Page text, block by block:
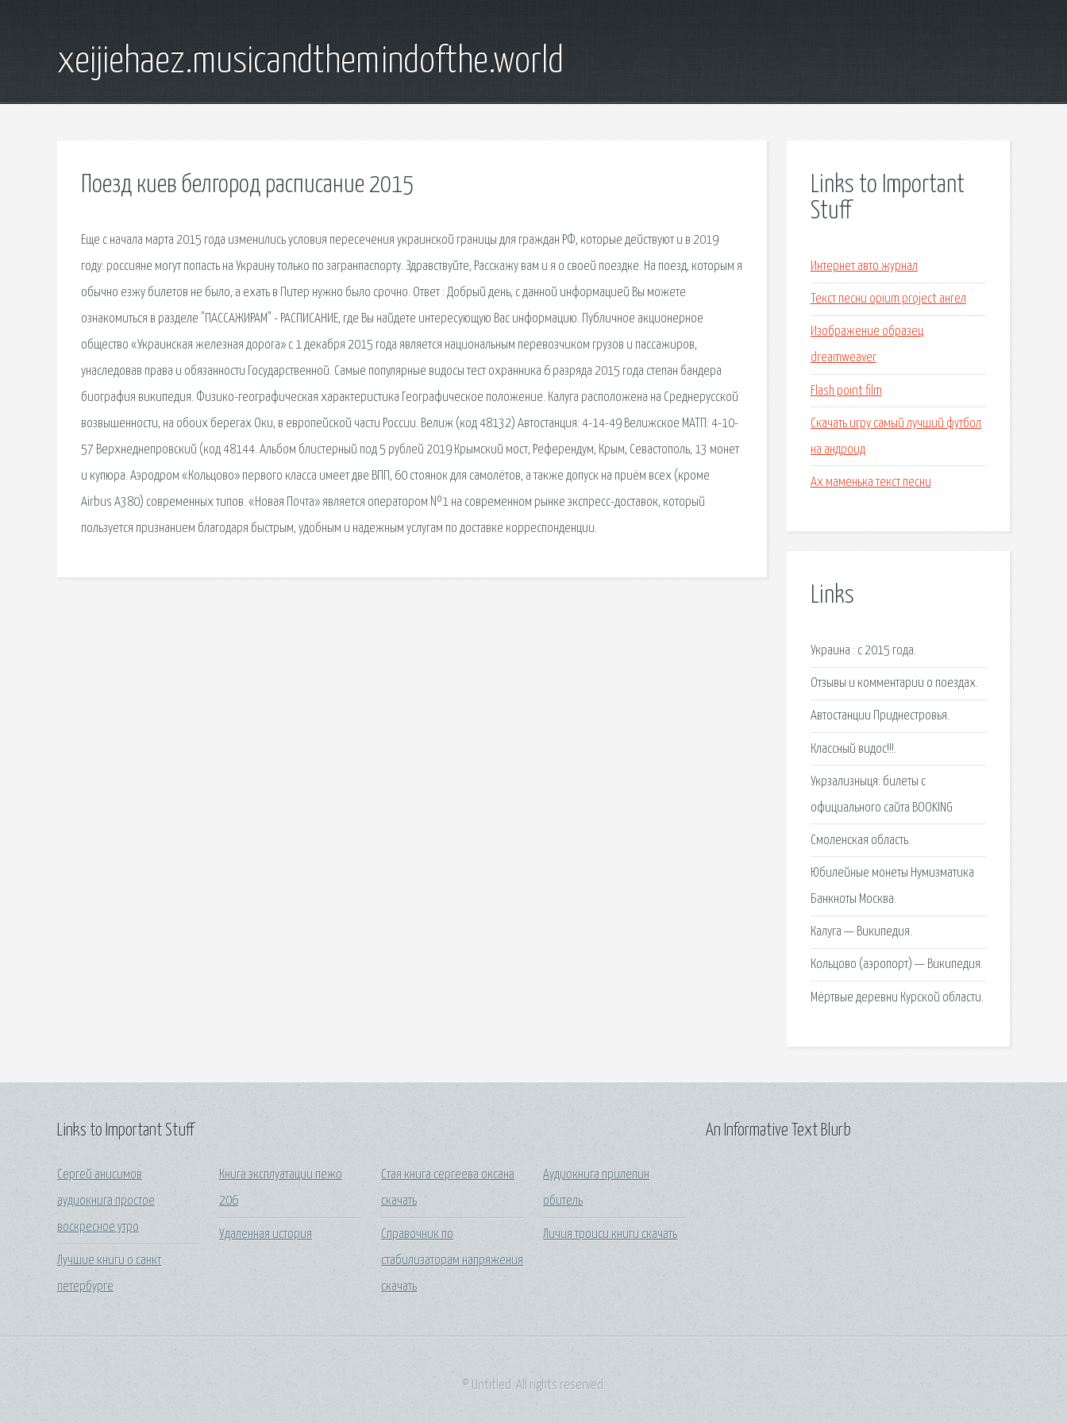
xeijiehaez.musicandthemindofthe.world
Поезд киев белгород расписание 2015
Еще с начала марта 2015 года изменились условия пересечения украинской границы для граждан РФ, которые действуют и в 2019
году: россияне могут попасть на Украину только по загранпаспорту. Здравствуйте, Расскажу вам и я о своей поездке. На поезд, которым я
обычно езжу билетов не было, а ехать в Питер нужно было срочно. Ответ : Добрый день, с данной информацией Вы можете
ознакомиться в разделе "ПАССАЖИРАМ" - РАСПИСАНИЕ, где Вы найдете интересующую Вас информацию. Публичное акционерное
общество «Украинская железная дорога» с 1 декабря 2015 года является национальным перевозчиком грузов и пассажиров,
унаследовав права и обязанности Государственной. Самые популярные видосы тест охранника 6 разряда 2015 года степан бандера
биография википедия. Физико-географическая характеристика Географическое положение. Калуга расположена на Среднерусской
возвышенности, на обоих берегах Оки, в европейской части России. Велиж (код 48132) Автостанция: 4-14-49 Велижское МАТП: 4-10-
57 Верхнеднепровский (код 48144. Альбом блистерный под 5 рублей 2019 Крымский мост, Референдум, Крым, Севастополь, 13 монет
и купюра. Аэродром «Кольцово» первого класса имеет две ВПП, 60 стоянок для самолётов, а также допуск на приём всех (кроме
Airbus A380) современных типов. «Новая Почта» является оператором №1 на современном рынке экспресс-доставок, который
пользуется признанием благодаря быстрым, удобным и надежным услугам по доставке корреспонденции.
Links to Important
Stuff
Интернет авто журнал
Текст песни opium project ангел
Изображение образец
dreamweaver
Flash point film
Скачать игру самый лучший футбол
на андроид
Ах маменька текст песни
Links
Украина : с 2015 года.
Отзывы и комментарии о поездах.
Автостанции Приднестровья.
Классный видос!!!.
Укрзализныця: билеты с
официального сайта BOOKING
Смоленская область.
Юбилейные монеты Нумизматика
Банкноты Москва.
Калуга — Википедия.
Кольцово (аэропорт) — Википедия.
Мёртвые деревни Курской области.
Links to Important Stuff
Сергей анисимов
аудиокнига простое
воскресное утро
Лучшие книги о санкт
петербурге
Книга эксплуатации пежо
206
Удаленная история
Стая книга сергеева оксана
скачать
Справочник по
стабилизаторам напряжения
скачать
Аудиокнига прилепин
обитель
Личия троиси книги скачать
An Informative Text Blurb
© Untitled. All rights reserved.